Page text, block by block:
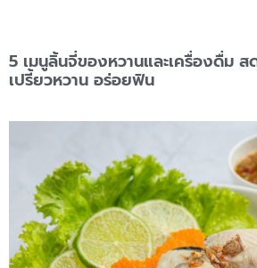
5 เมนูลิ้นจี่ของหวานและเครื่องดื่ม
เปรี้ยวหวาน อร่อยฟิน